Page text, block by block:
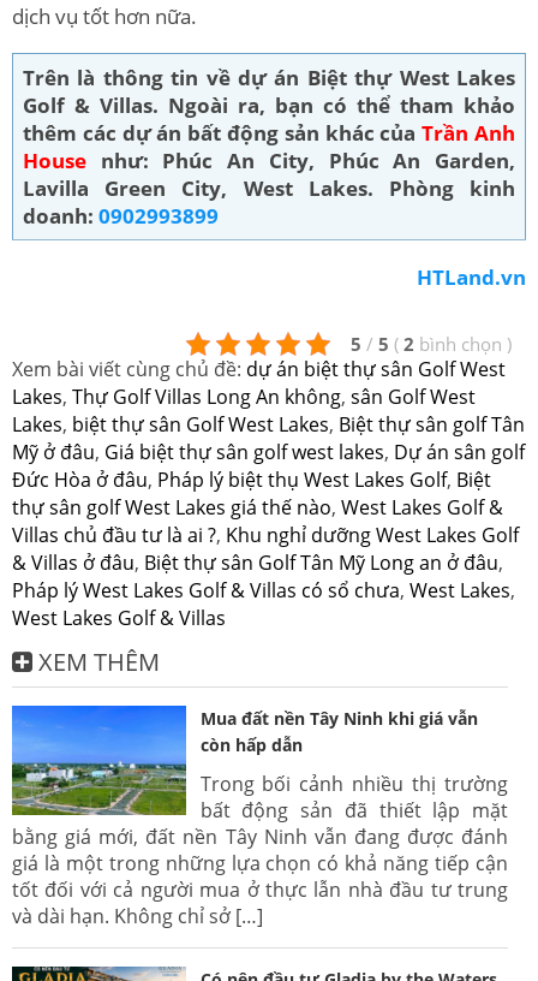
dịch vụ tốt hơn nữa.
Trên là thông tin về dự án Biệt thự West Lakes
Golf & Villas. Ngoài ra, bạn có thể tham khảo
thêm các dự án bất động sản khác củaTrần Anh
House như: Phúc An City, Phúc An Garden,
Lavilla Green City, West Lakes. Phòng kinh
doanh: 0902993899
HTLand.vn
5 / 5 ( 2 bình chọn )
Xem bài viết cùng chủ đề: dự án biệt thự sân Golf West
Lakes, Thự Golf Villas Long An không, sân Golf West
Lakes, biệt thự sân Golf West Lakes, Biệt thự sân golf Tân
Mỹ ở đâu, Giá biệt thự sân golf west lakes, Dự án sân golf
Đức Hòa ở đâu, Pháp lý biệt thụ West Lakes Golf, Biệt
thự sân golf West Lakes giá thế nào, West Lakes Golf &
Villas chủ đầu tư là ai ?, Khu nghỉ dưỡng West Lakes Golf
& Villas ở đâu, Biệt thự sân Golf Tân Mỹ Long an ở đâu,
Pháp lý West Lakes Golf & Villas có sổ chưa, West Lakes,
West Lakes Golf & Villas
XEM THÊM
Mua đất nền Tây Ninh khi giá vẫn
còn hấp dẫn
Trong bối cảnh nhiều thị trường
bất động sản đã thiết lập mặt
bằng giá mới, đất nền Tây Ninh vẫn đang được đánh
giá là một trong những lựa chọn có khả năng tiếp cận
tốt đối với cả người mua ở thực lẫn nhà đầu tư trung
và dài hạn. Không chỉ sở […]